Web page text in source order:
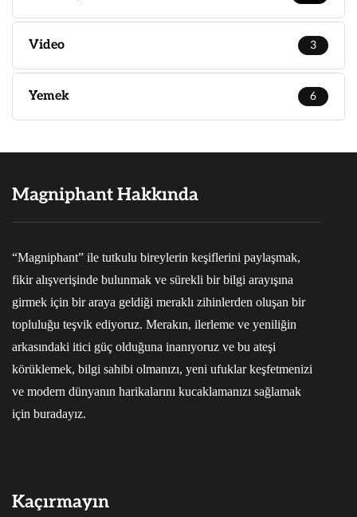
Video 3
Yemek 6
Magniphant Hakkında
“Magniphant” ile tutkulu bireylerin keşiflerini paylaşmak,
fikir alışverişinde bulunmak ve sürekli bir bilgi arayışına
girmek için bir araya geldiği meraklı zihinlerden oluşan bir
topluluğu teşvik ediyoruz. Merakın, ilerleme ve yeniliğin
arkasındaki itici güç olduğuna inanıyoruz ve bu ateşi
körüklemek, bilgi sahibi olmanızı, yeni ufuklar keşfetmenizi
ve modern dünyanın harikalarını kucaklamanızı sağlamak
için buradayız.
Kaçırmayın